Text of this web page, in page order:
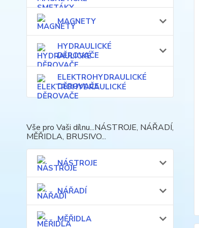
MAGNETY
HYDRAULICKÉ
DĚROVAČE
ELEKTROHYDRAULICKÉ
DĚROVAČE
Vše pro Vaši dílnu...NÁSTROJE, NÁŘADÍ,
MĚŘIDLA, BRUSIVO...
NÁSTROJE
NÁŘADÍ
MĚŘIDLA